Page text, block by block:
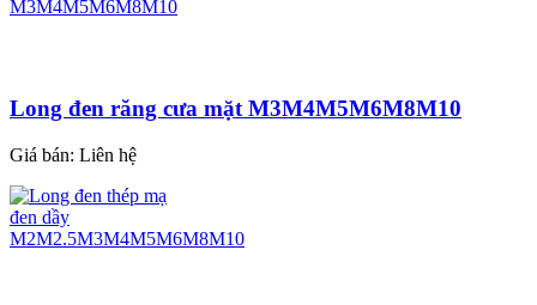
Long đen răng cưa mặt M3M4M5M6M8M10
Giá bán: Liên hệ